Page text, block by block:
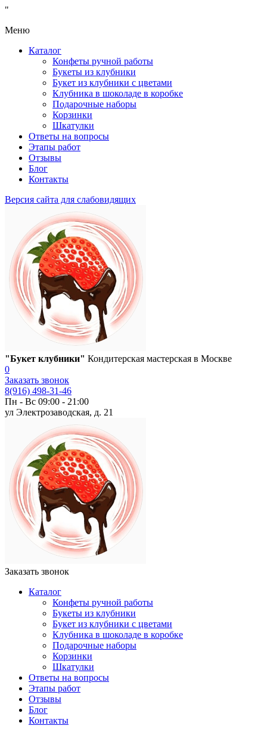
"
Меню
Каталог
Конфеты ручной работы
Букеты из клубники
Букет из клубники с цветами
Клубника в шоколаде в коробке
Подарочные наборы
Корзинки
Шкатулки
Ответы на вопросы
Этапы работ
Отзывы
Блог
Контакты
Версия сайта для слабовидящих
"Букет клубники" Кондитерская мастерская в Москве
0
Заказать звонок
8(916) 498-31-46
Пн - Вс 09:00 - 21:00
ул Электрозаводская, д. 21
Заказать звонок
Каталог
Конфеты ручной работы
Букеты из клубники
Букет из клубники с цветами
Клубника в шоколаде в коробке
Подарочные наборы
Корзинки
Шкатулки
Ответы на вопросы
Этапы работ
Отзывы
Блог
Контакты